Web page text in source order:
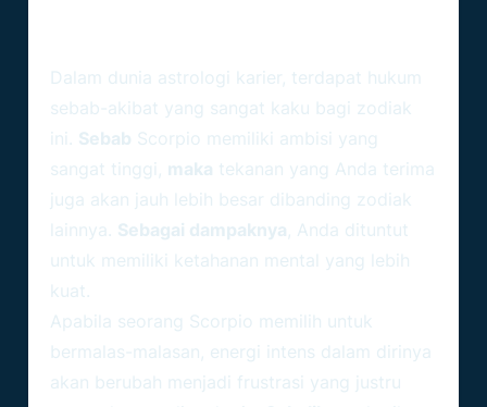
Dalam dunia astrologi karier, terdapat hukum
sebab-akibat yang sangat kaku bagi zodiak
ini. Sebab Scorpio memiliki ambisi yang
sangat tinggi, maka tekanan yang Anda terima
juga akan jauh lebih besar dibanding zodiak
lainnya. Sebagai dampaknya, Anda dituntut
untuk memiliki ketahanan mental yang lebih
kuat.
Apabila seorang Scorpio memilih untuk
bermalas-malasan, energi intens dalam dirinya
akan berubah menjadi frustrasi yang justru